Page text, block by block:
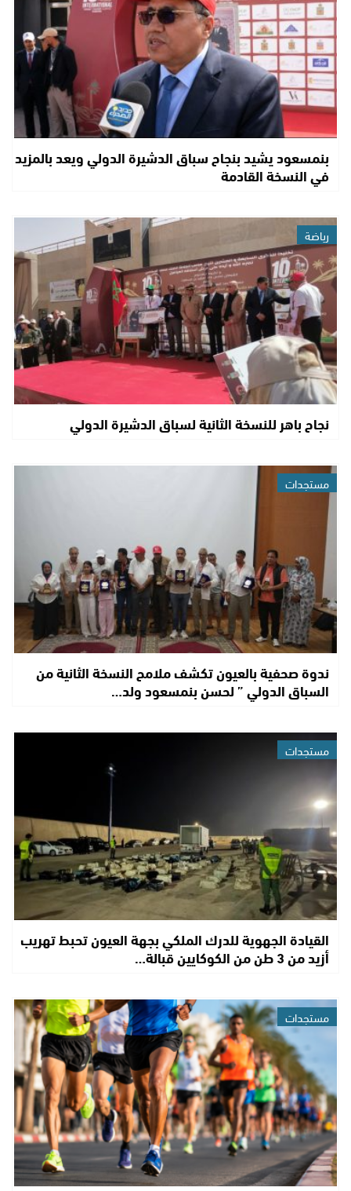
بنمسعود يشيد بنجاح سباق الدشيرة الدولي ويعد بالمزيد
في النسخة القادمة
رياضة
نجاح باهر للنسخة الثانية لسباق الدشيرة الدولي
مستجدات
ندوة صحفية بالعيون تكشف ملامح النسخة الثانية من
السباق الدولي ” لحسن بنمسعود ولد…
مستجدات
القيادة الجهوية للدرك الملكي بجهة العيون تحبط تهريب
أزيد من 3 طن من الكوكايين قبالة…
مستجدات